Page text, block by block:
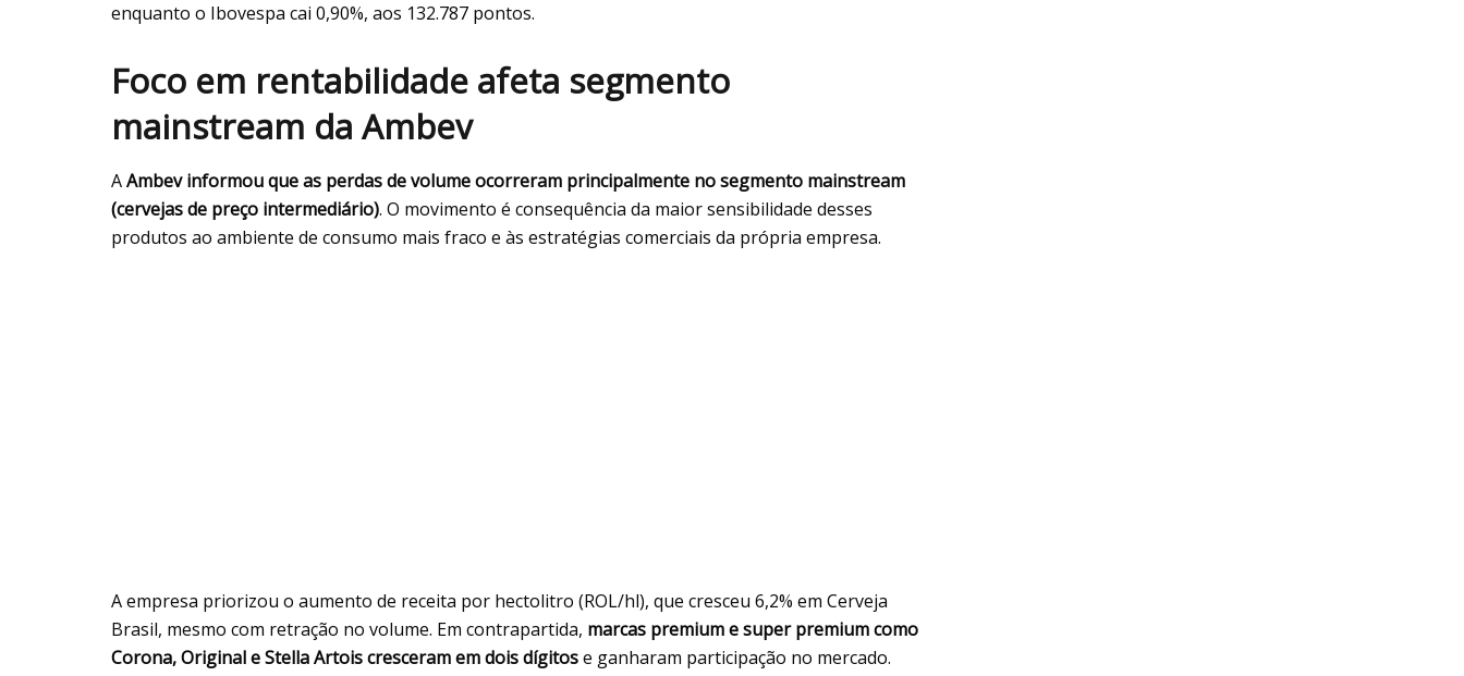
enquanto o Ibovespa cai 0,90%, aos 132.787 pontos.
Foco em rentabilidade afeta segmento
mainstream da Ambev
AAmbev informou que as perdas de volume ocorreram principalmente no segmento mainstream
(cervejas de preço intermediário). O movimento é consequência da maior sensibilidade desses
produtos ao ambiente de consumo mais fraco e às estratégias comerciais da própria empresa.
A empresa priorizou o aumento de receita por hectolitro (ROL/hl), que cresceu 6,2% em Cerveja
Brasil, mesmo com retração no volume. Em contrapartida, marcas premium e super premium como
Corona, Original e Stella Artois cresceram em dois dígitose ganharam participação no mercado.